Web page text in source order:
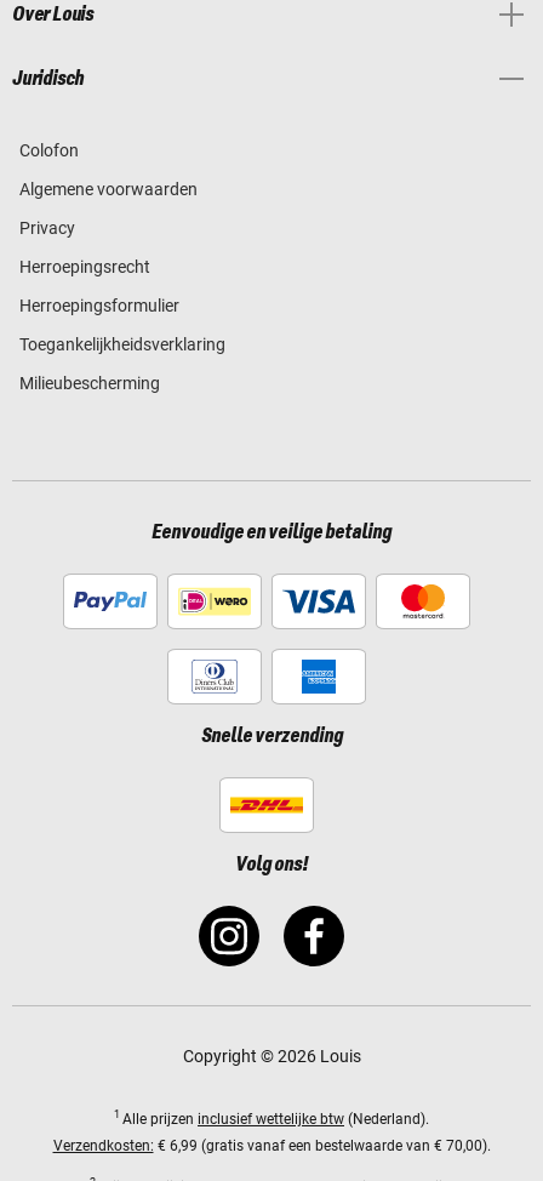
Over Louis
Juridisch
Colofon
Algemene voorwaarden
Privacy
Herroepingsrecht
Herroepingsformulier
Toegankelijkheidsverklaring
Milieubescherming
Eenvoudige en veilige betaling
Snelle verzending
Volg ons!
Copyright © 2026 Louis
1 Alle prijzen inclusief wettelijke btw (Nederland).
Verzendkosten: € 6,99 (gratis vanaf een bestelwaarde van € 70,00).